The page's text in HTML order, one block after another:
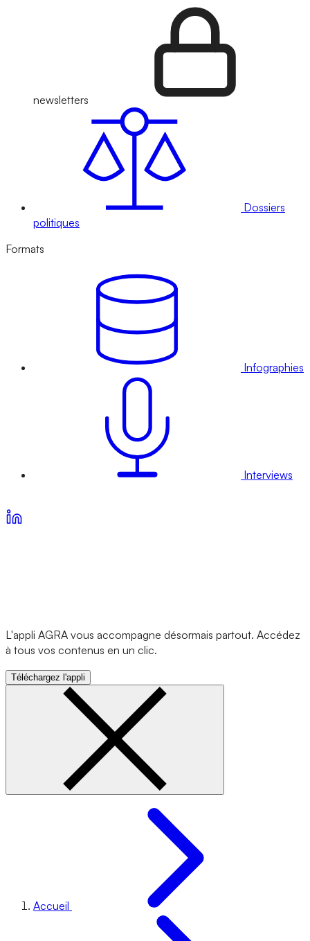
newsletters
Dossiers
politiques
Formats
Infographies
Interviews
L'appli AGRA vous accompagne désormais partout. Accédez
à tous vos contenus en un clic.
Téléchargez l'appli
Accueil